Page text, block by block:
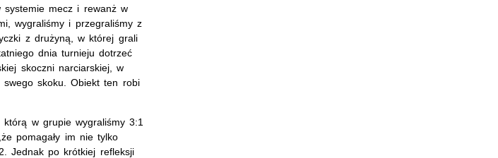
systemie mecz i rewanż w
wygraliśmy i przegraliśmy z
z drużyną, w której grali
dnia turnieju dotrzeć
skoczni narciarskiej, w
skoku. Obiekt ten robi
w grupie wygraliśmy 3:1
pomagały im nie tylko
Jednak po krótkiej refleksji